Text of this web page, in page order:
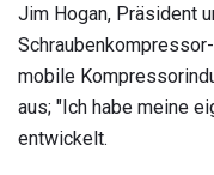
Jim Hogan, Präsident
mobile
aus; "Ich habe meine
entwickelt.